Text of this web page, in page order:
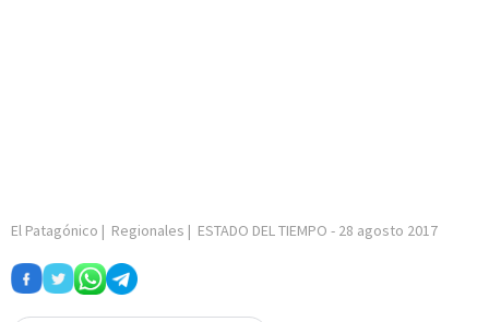
El Patagónico | Regionales | ESTADO DEL TIEMPO - 28 agosto 2017